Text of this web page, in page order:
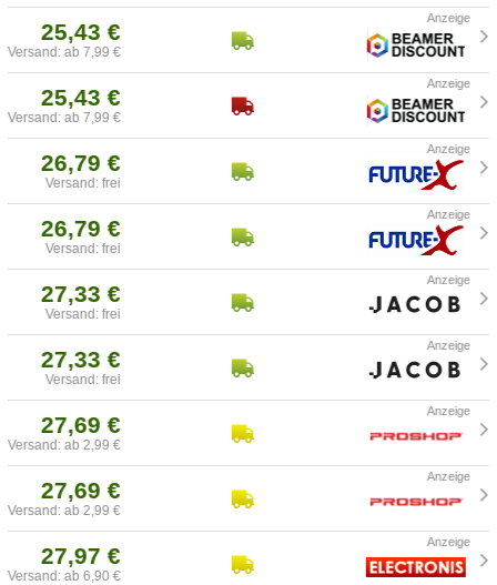
25,43 €
Versand: ab 7,99 €
25,43 €
Versand: ab 7,99 €
26,79 €
Versand: frei
26,79 €
Versand: frei
27,33 €
Versand: frei
27,33 €
Versand: frei
27,69 €
Versand: ab 2,99 €
27,69 €
Versand: ab 2,99 €
27,97 €
Versand: ab 6,90 €